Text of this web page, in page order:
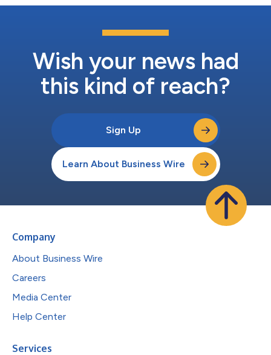
です。同発電所は、Eskomが稼働させている発電所の中でも最も
電容量（100MWh相当）を提供する見込みで、最大4GWまで完
全に拡張可能な設計となっています。この画期的な契約により両
の脱炭素化加速という共通の長期目標に向けて利害が一致する...
Wish your news had
this kind of reach?
Sign Up
Learn About Business Wire
Company
About Business Wire
Careers
Media Center
Help Center
Services